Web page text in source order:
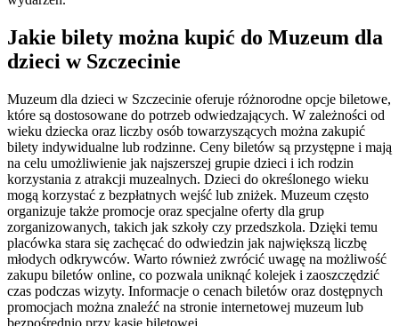
Jakie bilety można kupić do Muzeum dla
dzieci w Szczecinie
Muzeum dla dzieci w Szczecinie oferuje różnorodne opcje biletowe,
które są dostosowane do potrzeb odwiedzających. W zależności od
wieku dziecka oraz liczby osób towarzyszących można zakupić
bilety indywidualne lub rodzinne. Ceny biletów są przystępne i mają
na celu umożliwienie jak najszerszej grupie dzieci i ich rodzin
korzystania z atrakcji muzealnych. Dzieci do określonego wieku
mogą korzystać z bezpłatnych wejść lub zniżek. Muzeum często
organizuje także promocje oraz specjalne oferty dla grup
zorganizowanych, takich jak szkoły czy przedszkola. Dzięki temu
placówka stara się zachęcać do odwiedzin jak największą liczbę
młodych odkrywców. Warto również zwrócić uwagę na możliwość
zakupu biletów online, co pozwala uniknąć kolejek i zaoszczędzić
czas podczas wizyty. Informacje o cenach biletów oraz dostępnych
promocjach można znaleźć na stronie internetowej muzeum lub
bezpośrednio przy kasie biletowej.